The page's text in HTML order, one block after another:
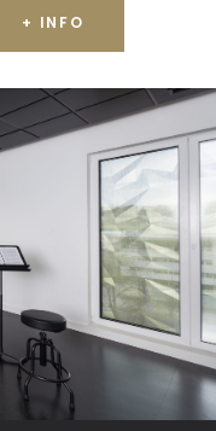
+ INFO